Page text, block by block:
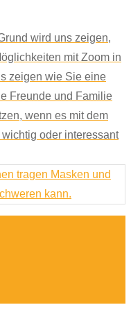
wird uns zeigen,
mit Zoom in
zeigen wie Sie eine
Freunde und Familie
wenn es mit dem
oder interessant